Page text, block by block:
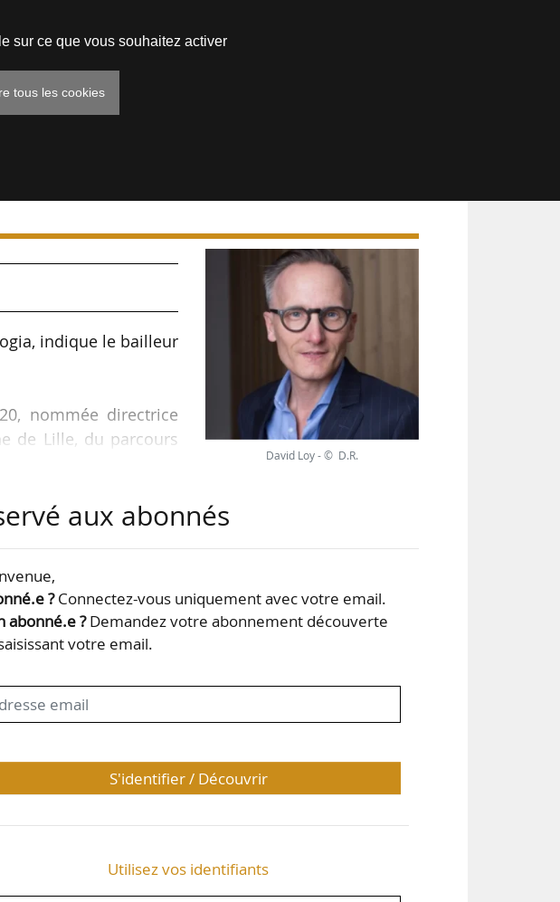
indique le bailleur
nommée directrice
de Lille, du parcours
et en management
2009).
sur ce territoire, de
David Loy - © D.R.
aux abonnés
?Connectez-vous uniquement avec votre email.
abonné.e ?Demandez votre abonnement découverte
votre email.
S'identifier / Découvrir
Utilisez vos identifiants
sur ce que vous souhaitez activer
tous les cookies